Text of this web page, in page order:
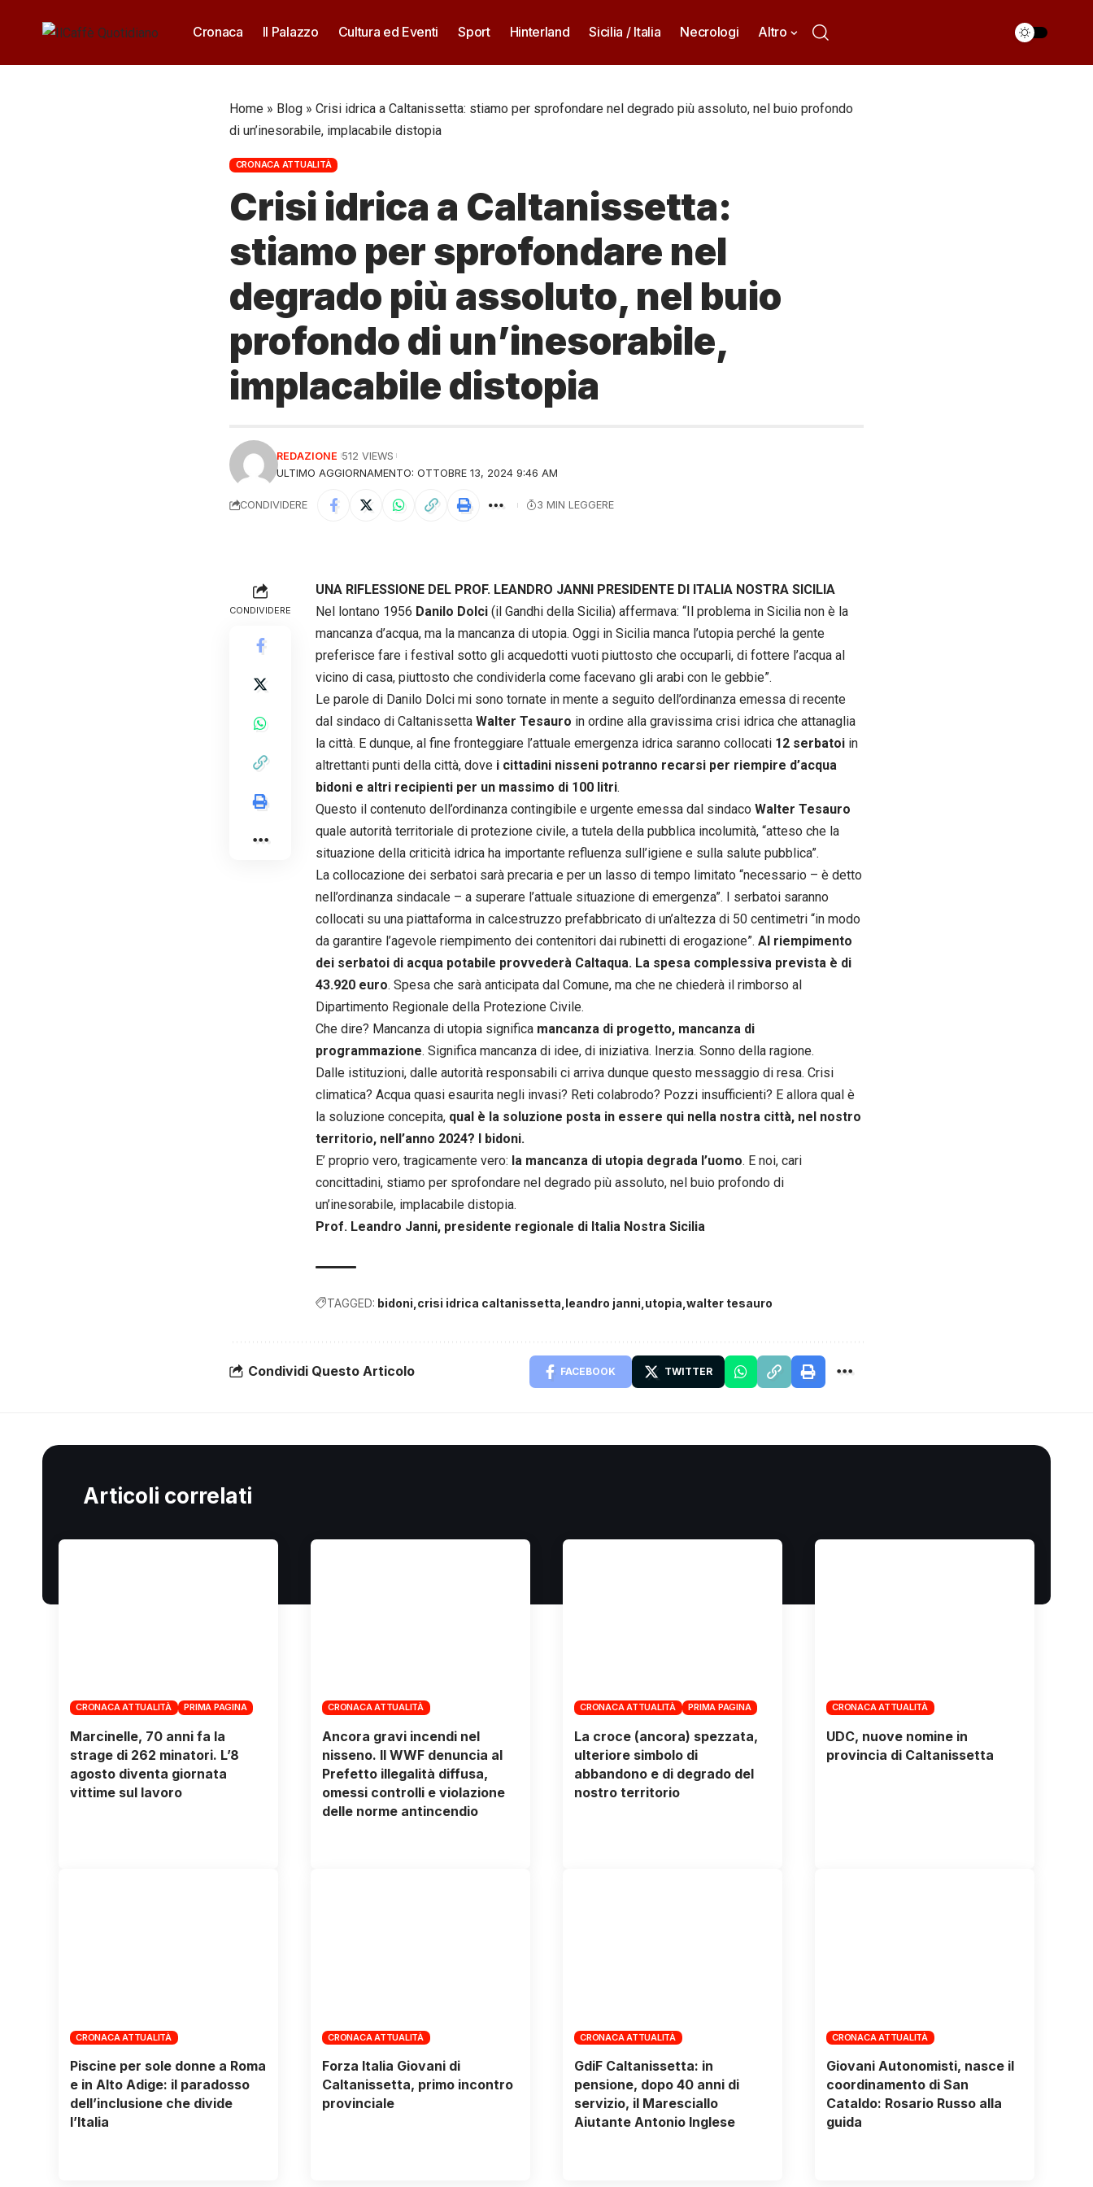
Cronaca Il Palazzo Cultura ed Eventi Sport Hinterland Sicilia / Italia Necrologi Altro
Home » Blog » Crisi idrica a Caltanissetta: stiamo per sprofondare nel degrado più assoluto, nel buio profondo
di un’inesorabile, implacabile distopia
CRONACA ATTUALITÀ
Crisi idrica a Caltanissetta:
stiamo per sprofondare nel
degrado più assoluto, nel buio
profondo di un’inesorabile,
implacabile distopia
ULTIMO AGGIORNAMENTO: OTTOBRE 13, 2024 9:46 AM
REDAZIONE 512 VIEWS
CONDIVIDERE 3 MIN LEGGERE
CONDIVIDERE
UNA RIFLESSIONE DEL PROF. LEANDRO JANNI PRESIDENTE DI ITALIA NOSTRA SICILIA
Nel lontano 1956 Danilo Dolci (il Gandhi della Sicilia) affermava: “Il problema in Sicilia non è la
mancanza d’acqua, ma la mancanza di utopia. Oggi in Sicilia manca l’utopia perché la gente
preferisce fare i festival sotto gli acquedotti vuoti piuttosto che occuparli, di fottere l’acqua al
vicino di casa, piuttosto che condividerla come facevano gli arabi con le gebbie”.
Le parole di Danilo Dolci mi sono tornate in mente a seguito dell’ordinanza emessa di recente
dal sindaco di Caltanissetta Walter Tesauro in ordine alla gravissima crisi idrica che attanaglia
la città. E dunque, al fine fronteggiare l’attuale emergenza idrica saranno collocati 12 serbatoi in
altrettanti punti della città, dove i cittadini nisseni potranno recarsi per riempire d’acqua
bidoni e altri recipienti per un massimo di 100 litri.
Questo il contenuto dell’ordinanza contingibile e urgente emessa dal sindaco Walter Tesauro
quale autorità territoriale di protezione civile, a tutela della pubblica incolumità, “atteso che la
situazione della criticità idrica ha importante refluenza sull’igiene e sulla salute pubblica”.
La collocazione dei serbatoi sarà precaria e per un lasso di tempo limitato “necessario – è detto
nell’ordinanza sindacale – a superare l’attuale situazione di emergenza”. I serbatoi saranno
collocati su una piattaforma in calcestruzzo prefabbricato di un’altezza di 50 centimetri “in modo
da garantire l’agevole riempimento dei contenitori dai rubinetti di erogazione”. Al riempimento
dei serbatoi di acqua potabile provvederà Caltaqua. La spesa complessiva prevista è di
43.920 euro. Spesa che sarà anticipata dal Comune, ma che ne chiederà il rimborso al
Dipartimento Regionale della Protezione Civile.
Che dire? Mancanza di utopia significa mancanza di progetto, mancanza di
programmazione. Significa mancanza di idee, di iniziativa. Inerzia. Sonno della ragione.
Dalle istituzioni, dalle autorità responsabili ci arriva dunque questo messaggio di resa. Crisi
climatica? Acqua quasi esaurita negli invasi? Reti colabrodo? Pozzi insufficienti? E allora qual è
la soluzione concepita, qual è la soluzione posta in essere qui nella nostra città, nel nostro
territorio, nell’anno 2024? I bidoni.
E’ proprio vero, tragicamente vero: la mancanza di utopia degrada l’uomo. E noi, cari
concittadini, stiamo per sprofondare nel degrado più assoluto, nel buio profondo di
un’inesorabile, implacabile distopia.
Prof. Leandro Janni, presidente regionale di Italia Nostra Sicilia
TAGGED: bidoni crisi idrica caltanissetta leandro janni utopia walter tesauro
Condividi Questo Articolo FACEBOOK TWITTER
Articoli correlati
CRONACA ATTUALITÀ PRIMA PAGINA
Marcinelle, 70 anni fa la
strage di 262 minatori. L’8
agosto diventa giornata
vittime sul lavoro
CRONACA ATTUALITÀ
Ancora gravi incendi nel
nisseno. Il WWF denuncia al
Prefetto illegalità diffusa,
omessi controlli e violazione
delle norme antincendio
CRONACA ATTUALITÀ PRIMA PAGINA
La croce (ancora) spezzata,
ulteriore simbolo di
abbandono e di degrado del
nostro territorio
CRONACA ATTUALITÀ
UDC, nuove nomine in
provincia di Caltanissetta
CRONACA ATTUALITÀ
Piscine per sole donne a Roma
e in Alto Adige: il paradosso
dell’inclusione che divide
l’Italia
CRONACA ATTUALITÀ
Forza Italia Giovani di
Caltanissetta, primo incontro
provinciale
CRONACA ATTUALITÀ
GdiF Caltanissetta: in
pensione, dopo 40 anni di
servizio, il Maresciallo
Aiutante Antonio Inglese
CRONACA ATTUALITÀ
Giovani Autonomisti, nasce il
coordinamento di San
Cataldo: Rosario Russo alla
guida